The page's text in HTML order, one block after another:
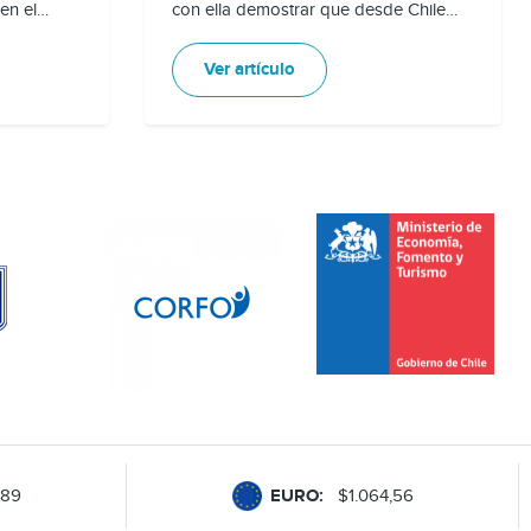
el
y
con ella demostrar que desde Chile
inspirar al mundo entero
Ver artículo
EURO: $1.064,56